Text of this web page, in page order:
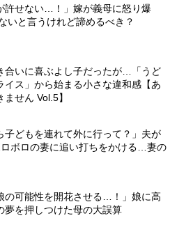
許せない…！」嫁が義母に怒り爆
いと言うけれど諦めるべき？
合いに喜ぶよし子だったが…「うど
イス」から始まる小さな違和感【あ
せん Vol.5】
子どもを連れて外に行って？」夫が
ボロの妻に追い打ちをかける…妻の
の可能性を開花させる…！」娘に高
夢を押しつけた母の大誤算